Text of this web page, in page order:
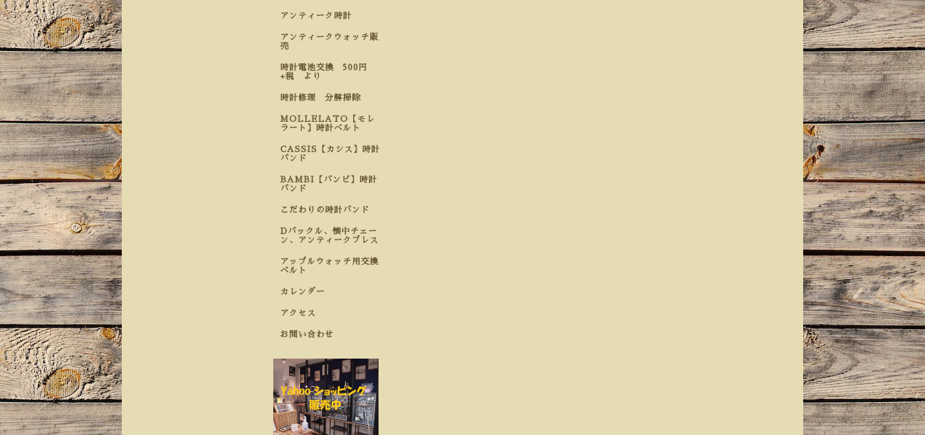
アンティーク時計
アンティークウォッチ販
売
時計電池交換 500円
+税 より
時計修理 分解掃除
MOLLELATO【モレ
ラート】時計ベルト
CASSIS【カシス】時計
バンド
BAMBI【バンビ】時計
バンド
こだわりの時計バンド
Dバックル、懐中チェー
ン、アンティークブレス
アップルウォッチ用交換
ベルト
カレンダー
アクセス
お問い合わせ